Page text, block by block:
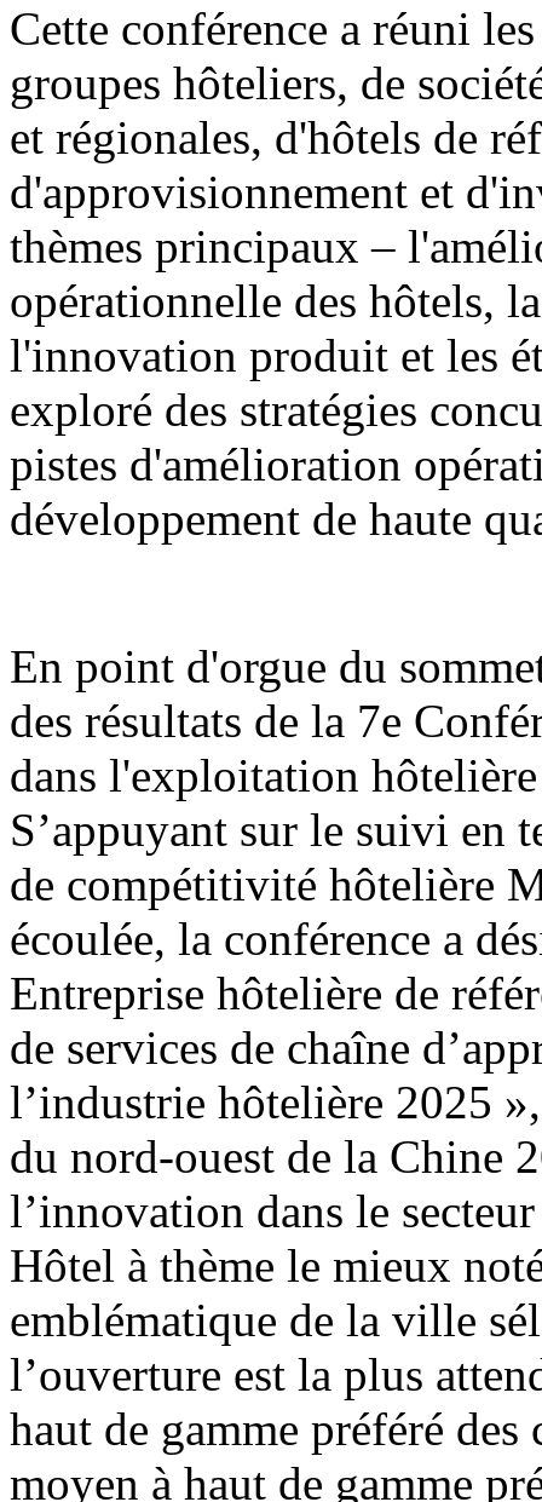
Cette conférence a réuni
groupes hôteliers, de
et régionales, d'hôtels de
d'approvisionnement et
thèmes principaux –
opérationnelle des hôtels,
l'innovation produit et les
exploré des stratégies
pistes d'amélioration
développement de haute
En point d'orgue du
des résultats de la 7e
dans l'exploitation
S’appuyant sur le suivi en
de compétitivité hôtelière
écoulée, la conférence a
Entreprise hôtelière de
de services de chaîne
l’industrie hôtelière 2025
du nord-ouest de la Chine
l’innovation dans le
Hôtel à thème le mieux
emblématique de la ville
l’ouverture est la plus
haut de gamme préféré
moyen à haut de gamme